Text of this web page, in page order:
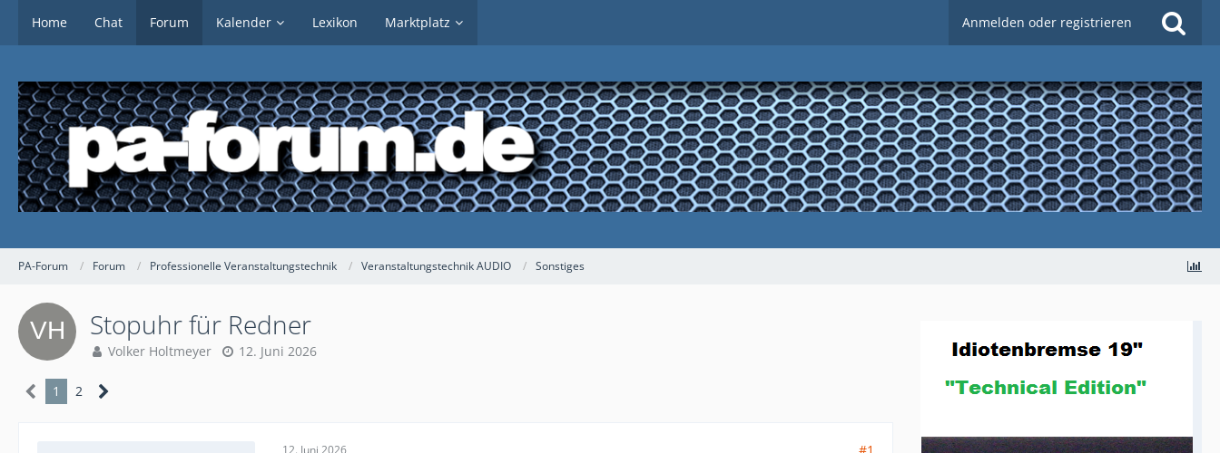
Home Chat Forum Kalender Lexikon Marktplatz Anmelden oder registrieren
PA-Forum Forum Professionelle Veranstaltungstechnik Veranstaltungstechnik AUDIO Sonstiges
Stopuhr für Redner
Volker Holtmeyer 12. Juni 2026
1 2